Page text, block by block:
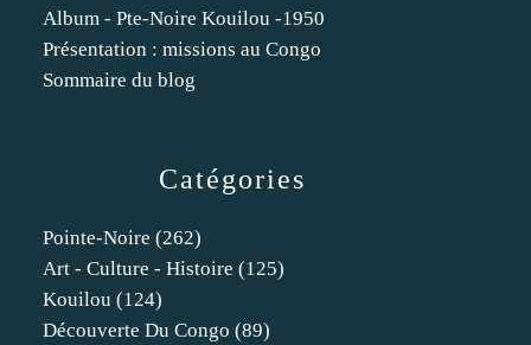
Catégories
Pointe-Noire (262)
Art - Culture - Histoire (125)
Kouilou (124)
Découverte Du Congo (89)
Album - Pte-Noire Kouilou -1950
Présentation : missions au Congo
Sommaire du blog